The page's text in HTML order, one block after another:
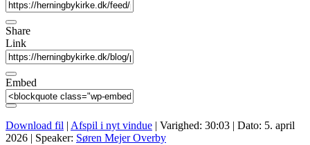
Share
Link
Embed
Download fil | Afspil i nyt vindue | Varighed: 30:03 | Dato: 5. april
2026 | Speaker: Søren Mejer Overby